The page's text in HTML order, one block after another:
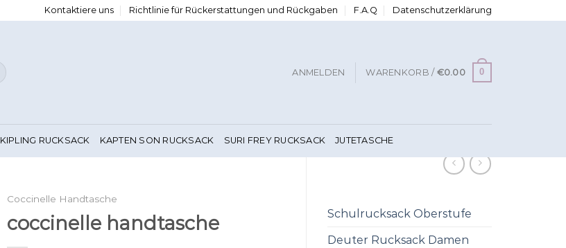
Kontaktiere uns Richtlinie für Rückerstattungen und Rückgaben F.A.Q Datenschutzerklärung
ANMELDEN WARENKORB / €0.00 0
KIPLING RUCKSACK KAPTEN SON RUCKSACK SURI FREY RUCKSACK JUTETASCHE
Schulrucksack Oberstufe
Deuter Rucksack Damen
Coccinelle Handtasche
coccinelle handtasche